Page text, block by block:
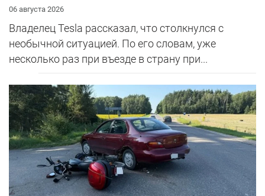
06 августа 2026
Владелец Tesla рассказал, что столкнулся с
необычной ситуацией. По его словам, уже
несколько раз при въезде в страну при...